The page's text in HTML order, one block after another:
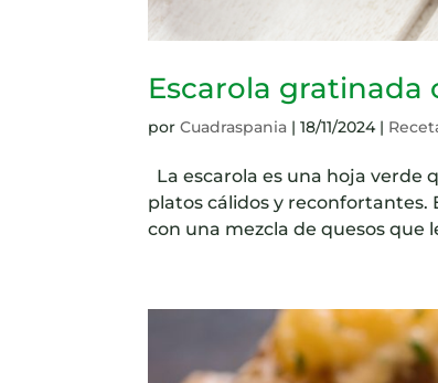
Escarola gratinada
porCuadraspania |18/11/2024|
La escarola es una hoja
platos cálidos y reconfortantes.
con una mezcla de quesos que